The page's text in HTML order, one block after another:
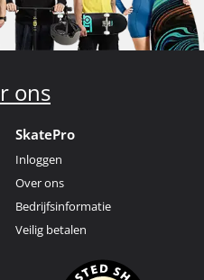
ons
SkatePro
Inloggen
Over ons
Bedrijfsinformatie
Veilig betalen